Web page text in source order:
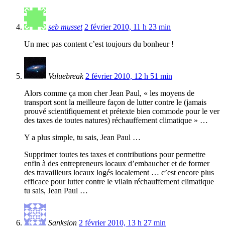
seb musset 2 février 2010, 11 h 23 min
Un mec pas content c’est toujours du bonheur !
Valuebreak 2 février 2010, 12 h 51 min
Alors comme ça mon cher Jean Paul, « les moyens de
transport sont la meilleure façon de lutter contre le (jamais
prouvé scientifiquement et prétexte bien commode pour le ver
des taxes de toutes natures) réchauffement climatique » …
Y a plus simple, tu sais, Jean Paul …
Supprimer toutes tes taxes et contributions pour permettre
enfin à des entrepreneurs locaux d’embaucher et de former
des travailleurs locaux logés localement … c’est encore plus
efficace pour lutter contre le vilain réchauffement climatique
tu sais, Jean Paul …
Sanksion 2 février 2010, 13 h 27 min